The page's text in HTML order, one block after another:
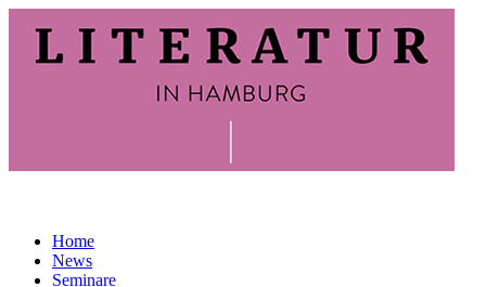
Home
News
Seminare